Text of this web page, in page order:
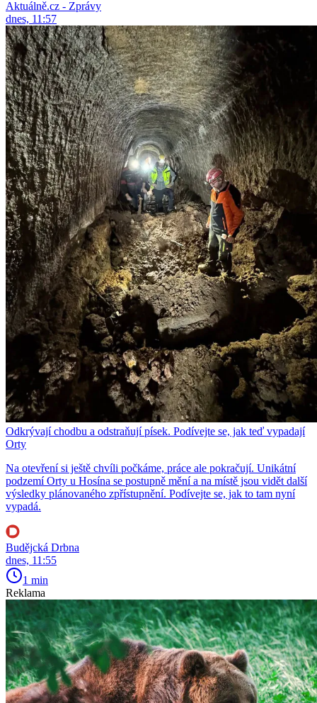
Aktuálně.cz - Zprávy
dnes, 11:57
Odkrývají chodbu a odstraňují písek. Podívejte se, jak teď vypadají
Orty
Na otevření si ještě chvíli počkáme, práce ale pokračují. Unikátní
podzemí Orty u Hosína se postupně mění a na místě jsou vidět další
výsledky plánovaného zpřístupnění. Podívejte se, jak to tam nyní
vypadá.
Budějcká Drbna
dnes, 11:55
1 min
Reklama